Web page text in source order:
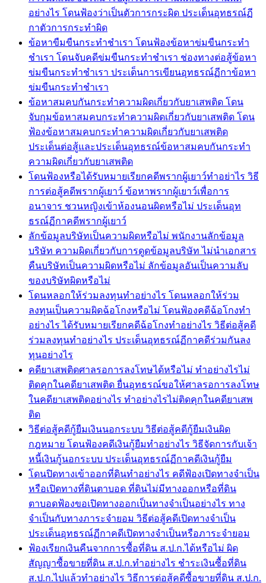
อย่างไร โดนฟ้องว่าเป็นตัวการกระผิด ประเด็นอุทธรณ์ฏี
กาตัวการกระทำผิด
ข้อหาขืมขืนกระทำชำเรา โดนฟ้องข้อหาข่มขืนกระทำ
ชำเรา โดนจับคดีข่มขืนกระทำชำเรา ช่องทางต่อสู้ข้อหา
ข่มขืนกระทำชำเรา ประเด็นการเขียนอุทธรณ์ฏีกาข้อหา
ข่มขืนกระทำชำเรา
ข้อหาสมคบกันกระทำความผิดเกี่ยวกับยาเสพติด โดน
จับกุมข้อหาสมคบกระทำความผิดเกี่ยวกับยาเสพติด โดน
ฟ้องข้อหาสมคบกระทำความผิดเกี่ยวกับยาเสพติด
ประเด็นต่อสู้และประเด็นอุทธรณ์ข้อหาสมคบกันกระทำ
ความผิดเกี่ยวกับยาเสพติด
โดนฟ้องหรือได้รับหมายเรียกคดีพรากผู้เยาว์ทำอย่าไร วิธี
การต่อสู้คดีพรากผู้เยาว์ ข้อหาพรากผู้เยาว์เพื่อการ
อนาจาร ชวนหญิงเข้าห้องนอนผิดหรือไม่ ประเด็นอุท
ธรณ์ฏีกาคดีพรากผู้เยาว์
ลักข้อมูลบริษัทเป็นความผิดหรือไม่ พนักงานลักข้อมูล
บริษัท ความผิดเกี่ยวกับการดูดข้อมูลบริษัท ไม่นำเอกสาร
คืนบริษัทเป็นความผิดหรือไม่ ลักข้อมูลอันเป็นความลับ
ของบริษัทผิดหรือไม่
โดนหลอกให้ร่วมลงทุนทำอย่างไร โดนหลอกให้ร่วม
ลงทุนเป็นความผิดฉ้อโกงหรือไม่ โดนฟ้องคดีฉ้อโกงทำ
อย่างไร ได้รับหมายเรียกคดีฉ้อโกงทำอย่างไร วิธีต่อสู้คดี
ร่วมลงทุนทำอย่างไร ประเด็นอุทธรณ์ฏีกาคดีร่วมกันลง
ทุนอย่างไร
คดียาเสพติดศาลรอการลงโทษได้หรือไม่ ทำอย่างไรไม่
ติดคุกในคดียาเสพติด ยื่นอุทธรณ์ขอให้ศาลรอการลงโทษ
ในคดียาเสพติดอย่างไร ทำอย่างไรไม่ติดคุกในคดียาเสพ
ติด
วิธีต่อสู้คดีกู้ยืมเงินนอกระบบ วิธีต่อสู้คดีกู้ยืมเงินผิด
กฎหมาย โดนฟ้องคดีเงินกู้ยืมทำอย่างไร วิธีจัดการกับเจ้า
หนี้เงินกู้นอกระบบ ประเด็นอุทธรณ์ฏีกาคดีเงินกู้ยืม
โดนปิดทางเข้าออกที่ดินทำอย่างไร คดีฟ้องเปิดทางจำเป็น
หรือเปิดทางที่ดินตาบอด ที่ดินไม่มีทางออกหรือที่ดิน
ตาบอดฟ้องขอเปิดทางออกเป็นทางจำเป็นอย่างไร ทาง
จำเป็นกับทางภาระจำยอม วิธีต่อสู้คดีเปิดทางจำเป็น
ประเด็นอุทธรณ์ฏีกาคดีเปิดทางจำเป็นหรือภาระจำยอม
ฟ้องเรียกเงินคืนจากการซื้อที่ดิน ส.ป.ก.ได้หรือไม่ ผิด
สัญญาซื้อขายที่ดิน ส.ป.ก.ทำอย่างไร ชำระเงินซื้อที่ดิน
ส.ป.ก.ไปแล้วทำอย่างไร วิธีการต่อสู้คดีซื้อขายที่ดิน ส.ป.ก.